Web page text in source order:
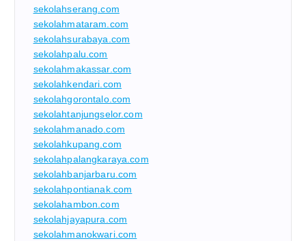
sekolahserang.com
sekolahmataram.com
sekolahsurabaya.com
sekolahpalu.com
sekolahmakassar.com
sekolahkendari.com
sekolahgorontalo.com
sekolahtanjungselor.com
sekolahmanado.com
sekolahkupang.com
sekolahpalangkaraya.com
sekolahbanjarbaru.com
sekolahpontianak.com
sekolahambon.com
sekolahjayapura.com
sekolahmanokwari.com